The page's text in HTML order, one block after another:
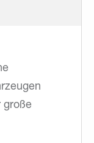
große